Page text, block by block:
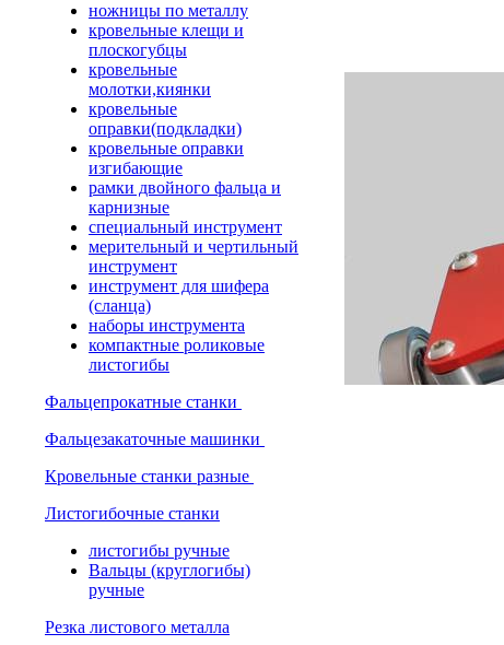
ножницы по металлу
кровельные клещи и
плоскогубцы
кровельные
молотки,киянки
кровельные
оправки(подкладки)
кровельные оправки
изгибающие
рамки двойного фальца и
карнизные
специальный инструмент
мерительный и чертильный
инструмент
инструмент для шифера
(сланца)
наборы инструмента
компактные роликовые
листогибы
Фальцепрокатные станки
Фальцезакаточные машинки
Кровельные станки разные
Листогибочные станки
листогибы ручные
Вальцы (круглогибы)
ручные
Резка листового металла